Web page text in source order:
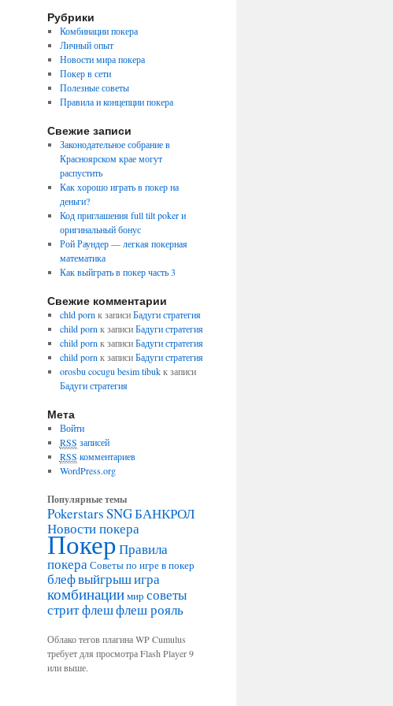
Рубрики
Комбинации покера
Личный опыт
Новости мира покера
Покер в сети
Полезные советы
Правила и концепции покера
Свежие записи
Законодательное собрание в
Красноярском крае могут
распустить
Как хорошо играть в покер на
деньги?
Код приглашения full tilt poker и
оригинальный бонус
Рой Раундер — легкая покерная
математика
Как выйграть в покер часть 3
Свежие комментарии
chld porn к записиБадуги стратегия
child porn к записиБадуги стратегия
child porn к записиБадуги стратегия
child porn к записиБадуги стратегия
orosbu cocugu besim tibukк записи
Бадуги стратегия
Мета
Войти
RSS записей
RSS комментариев
WordPress.org
Популярные темы
PokerstarsSNGБАНКРОЛ
Новости покера
ПокерПравила
покераСоветы по игре в покер
блефвыйгрышигра
комбинациимир советы
стрит флешфлеш рояль
Облако тегов плагина WP Cumulus
требует для просмотра Flash Player 9
или выше.